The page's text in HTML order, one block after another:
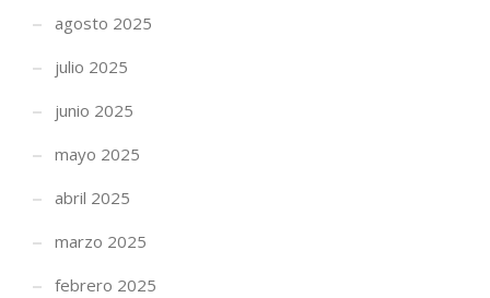
agosto 2025
julio 2025
junio 2025
mayo 2025
abril 2025
marzo 2025
febrero 2025